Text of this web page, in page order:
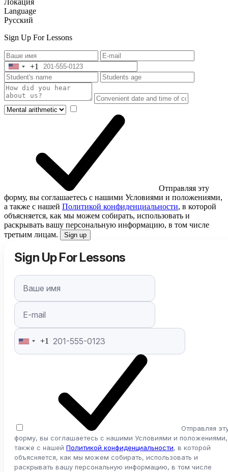
Локация
Language
Русский
Sign Up For Lessons
United
States
+1
+1
Отправляя эту
форму, вы соглашаетесь с нашими Условиями и положениями,
а также с нашей Политикой конфиденциальности, в которой
объясняется, как мы можем собирать, использовать и
раскрывать вашу персональную информацию, в том числе
третьим лицам.
Sign up
Sign Up For Lessons
United
States
+1
Отправляя
форму, вы соглашаетесь с нашими Условиями и
также с нашей Политикой конфиденциальности, в которой
объясняется, как мы можем собирать, использовать и
раскрывать вашу персональную информацию, в том числе